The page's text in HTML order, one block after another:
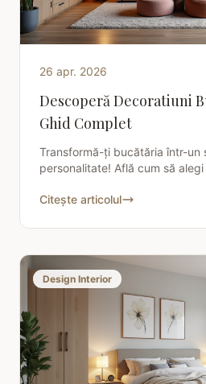
26 apr. 2026
Descoperă Decoratiuni
Ghid Complet
Transformă-ți bucătăria într-un
personalitate! Află cum să
de vis.
Citește articolul
Design Interior